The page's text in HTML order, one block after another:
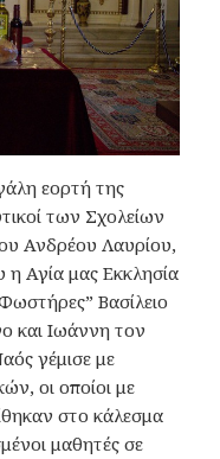
εορτή της
των Σχολείων
Ανδρέου Λαυρίου,
η Αγία μας Εκκλησία
Βασίλειο
και Ιωάννη τον
γέμισε με
οι οποίοι με
στο κάλεσμα
μαθητές σε